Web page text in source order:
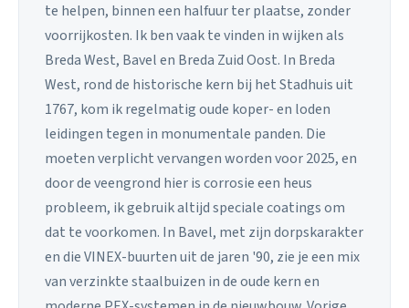
te helpen, binnen een halfuur ter plaatse, zonder
voorrijkosten. Ik ben vaak te vinden in wijken als
Breda West, Bavel en Breda Zuid Oost. In Breda
West, rond de historische kern bij het Stadhuis uit
1767, kom ik regelmatig oude koper- en loden
leidingen tegen in monumentale panden. Die
moeten verplicht vervangen worden voor 2025, en
door de veengrond hier is corrosie een heus
probleem, ik gebruik altijd speciale coatings om
dat te voorkomen. In Bavel, met zijn dorpskarakter
en die VINEX-buurten uit de jaren '90, zie je een mix
van verzinkte staalbuizen in de oude kern en